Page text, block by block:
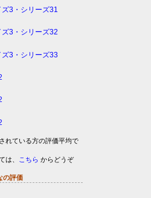
3・シリーズ31
3・シリーズ32
3・シリーズ33
れている方の評価平均で
は、
こちら からどうぞ
の評価